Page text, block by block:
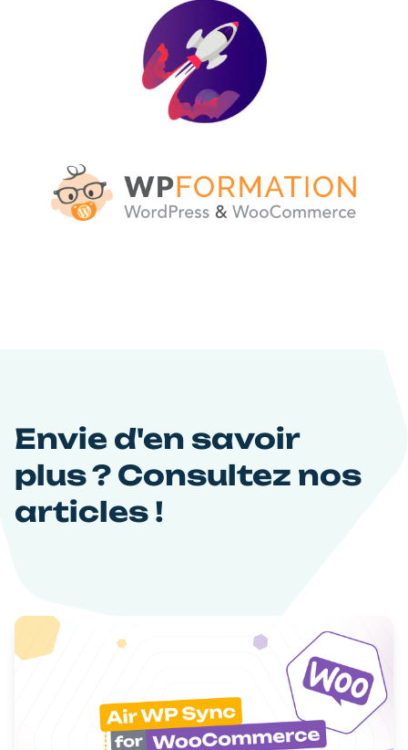
Envie d'en savoir
plus ? Consultez nos
articles !